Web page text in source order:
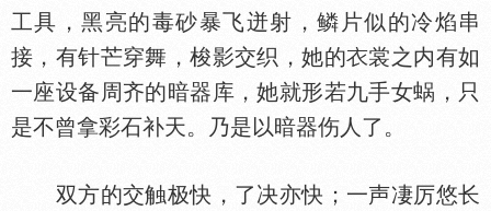
工具，黑亮的毒砂暴飞迸射，鳞片似的冷焰串
接，有针芒穿舞，梭影交织，她的
裳之内有如
一座设备周齐的暗器库，她就形若九手女蜗，只
是不曾拿彩石补天。乃是以暗器伤人了。
双方的交触极快，了决亦快；一声凄厉悠长